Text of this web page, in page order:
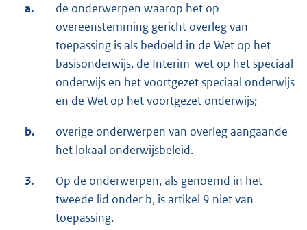
a.
de onderwerpen waarop het op
overeenstemming gericht overleg van
toepassing is als bedoeld in de Wet op het
basisonderwijs, de Interim-wet op het speciaal
onderwijs en het voortgezet speciaal onderwijs
en de Wet op het voortgezet onderwijs;
b.
overige onderwerpen van overleg aangaande
het lokaal onderwijsbeleid.
3.
Op de onderwerpen, als genoemd in het
tweede lid onder b, is artikel 9 niet van
toepassing.